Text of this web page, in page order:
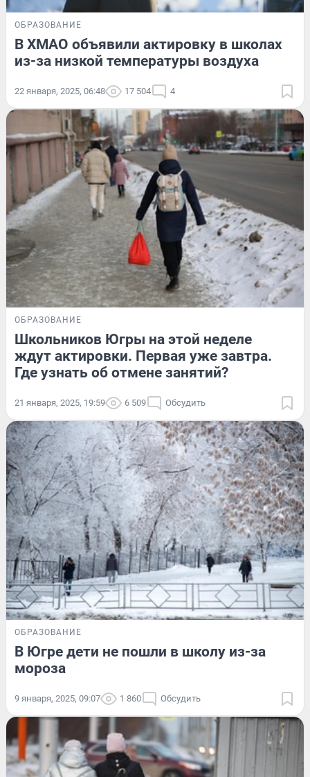
ОБРАЗОВАНИЕ
В ХМАО объявили актировку в школах
из-за низкой температуры воздуха
22 января, 2025, 06:48 17 504 4
ОБРАЗОВАНИЕ
Школьников Югры на этой неделе
ждут актировки. Первая уже завтра.
Где узнать об отмене занятий?
21 января, 2025, 19:59 6 509 Обсудить
ОБРАЗОВАНИЕ
В Югре дети не пошли в школу из-за
мороза
9 января, 2025, 09:07 1 860 Обсудить